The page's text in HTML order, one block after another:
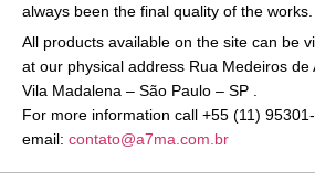
always been the final quality of the works.
All products available on the site can be
at our physical address Rua Medeiros de
Vila Madalena – São Paulo – SP .
For more information call +55 (11)
email: contato@a7ma.com.br